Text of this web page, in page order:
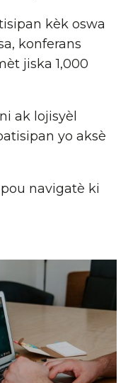
kèk oswa
konferans
jiska 1,000
ak lojisyèl
yo aksè
navigatè ki